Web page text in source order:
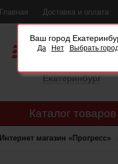
Главная Доставка и оплата
Ваш город
Да Нет Выбрать
Екатеринбург
Каталог товаров
Интернет магазин «Прогресс»